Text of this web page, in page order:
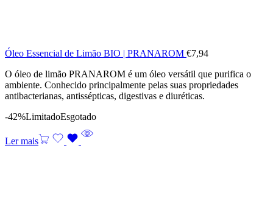
Óleo Essencial de Limão BIO | PRANAROM €7,94
O óleo de limão PRANAROM é um óleo versátil que purifica o
ambiente. Conhecido principalmente pelas suas propriedades
antibacterianas, antissépticas, digestivas e diuréticas.
-42%LimitadoEsgotado
Ler mais